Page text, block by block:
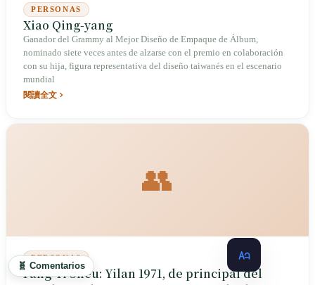
PERSONAS
Xiao Qing-yang
Ganador del Grammy al Mejor Diseño de Empaque de Álbum,
nominado siete veces antes de alzarse con el premio en colaboración
con su hija, figura representativa del diseño taiwanés en el escenario
mundial
閱讀全文
👥
PERSONAS
Fang-Yi Sheu: Yilan 1971, de principal del
🧬 Comentarios